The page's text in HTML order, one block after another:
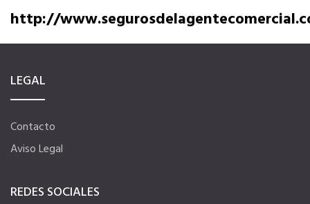
Asesoramiento fiscal y jurídico
http://
LEGAL
Contacto
Aviso Legal
REDES SOCIALES